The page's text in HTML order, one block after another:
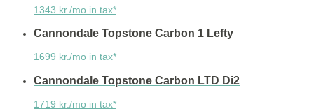
1343 kr./mo in tax*
Cannondale Topstone Carbon 1 Lefty
1699 kr./mo in tax*
Cannondale Topstone Carbon LTD Di2
1719 kr./mo in tax*